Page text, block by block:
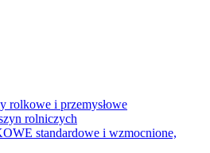
rolkowe i przemysłowe
rolniczych
standardowe i wzmocnione,